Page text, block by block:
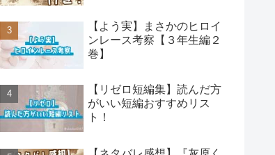
【よう実】まさかのヒロイ
ンレース考察【３年生編２
巻】
【リゼロ短編集】読んだ方
がいい短編おすすめリス
ト！